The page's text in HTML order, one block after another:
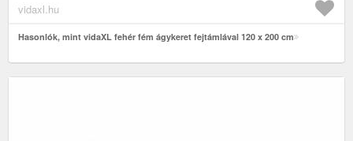
vidaxl.hu
Hasonlók, mint vidaXL fehér fém ágykeret fejtámlával 120 x 200 cm